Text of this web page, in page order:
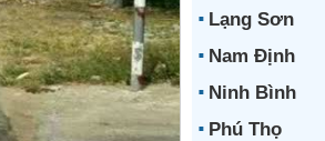
Lạng Sơn
Nam Định
Ninh Bình
Phú Thọ